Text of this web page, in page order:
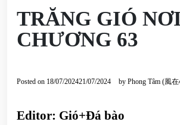
TRĂNG GIÓ
CHƯƠNG 63
Posted on 18/07/202421/07/2024 by Phong Tâm (風
Editor: Gió+Đá bào